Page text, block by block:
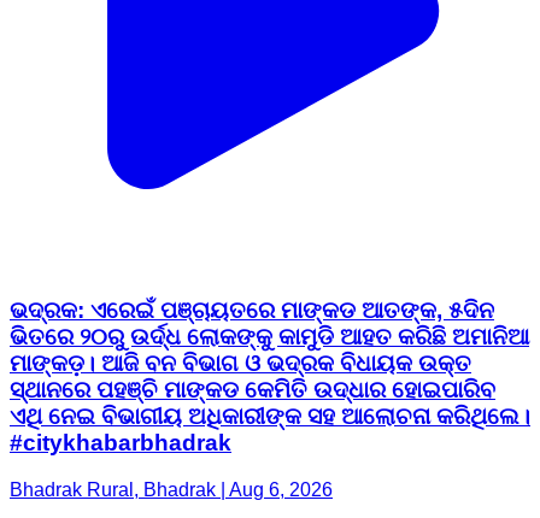
ଭଦ୍ରକ: ଏରେଇଁ ପଞ୍ଚାୟତରେ ମାଙ୍କଡ ଆତଙ୍କ, ୫ଦିନ
ଭିତରେ ୨୦ରୁ ଉର୍ଦ୍ଧ ଲୋକଙ୍କୁ କାମୁଡି ଆହତ କରିଛି ଅମାନିଆ
ମାଙ୍କଡ଼। ଆଜି ବନ ବିଭାଗ ଓ ଭଦ୍ରକ ବିଧାୟକ ଉକ୍ତ
ସ୍ଥାନରେ ପହଞ୍ଚି ମାଙ୍କଡ କେମିତି ଉଦ୍ଧାର ହୋଇପାରିବ
ଏଥି ନେଇ ବିଭାଗୀୟ ଅଧିକାରୀଙ୍କ ସହ ଆଲୋଚନା କରିଥିଲେ।
#citykhabarbhadrak
Bhadrak Rural, Bhadrak | Aug 6, 2026